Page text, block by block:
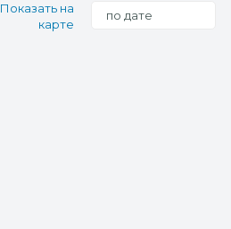
Показать на
карте
по дате